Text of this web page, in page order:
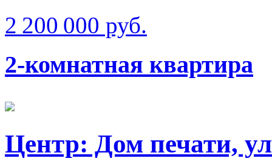
2 200 000 руб.
2-комнатная квартира
Центр: Дом печати,